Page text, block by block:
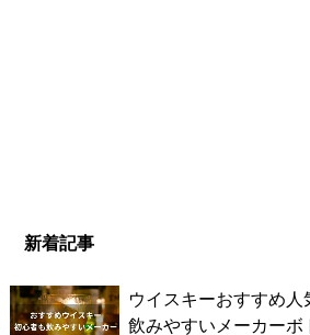
新着記事
ウイスキーおすすめ
飲みやすいメーカーボ